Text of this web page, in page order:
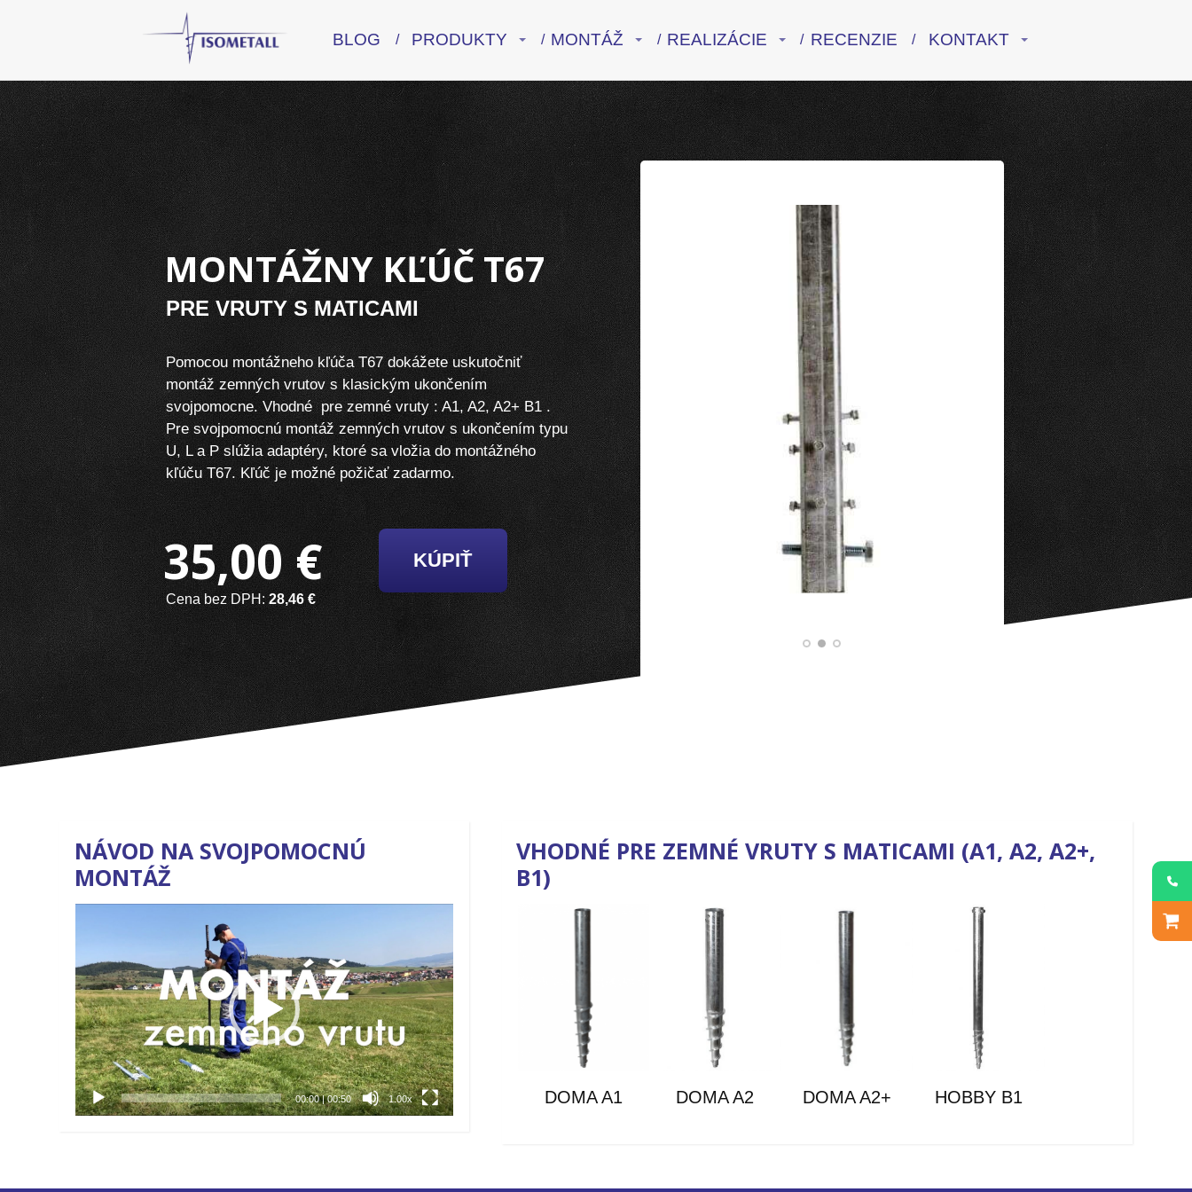
BLOG PRODUKTY MONTÁŽ REALIZÁCIE RECENZIE KONTAKT
MONTÁŽNY KĽÚČ T67
PRE VRUTY S MATICAMI
Pomocou montážneho kľúča T67 dokážete uskutočniť
montáž zemných vrutov s klasickým ukončením
svojpomocne. Vhodné pre zemné vruty : A1, A2, A2+ B1 .
Pre svojpomocnú montáž zemných vrutov s ukončením typu
U, L a P slúžia adaptéry, ktoré sa vložia do montážného
kľúču T67. Kľúč je možné požičať zadarmo.
35,00 €
Cena bez DPH:28,46 €
KÚPIŤ
NÁVOD NA SVOJPOMOCNÚ
MONTÁŽ
00:00|00:50 1.00x
VHODNÉ PRE ZEMNÉ VRUTY S MATICAMI (A1, A2, A2+,
B1)
DOMA A1 DOMA A2 DOMA A2+ HOBBY B1